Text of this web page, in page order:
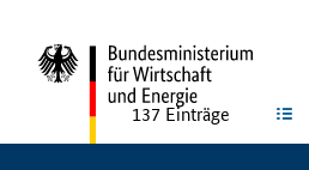
137 Einträge